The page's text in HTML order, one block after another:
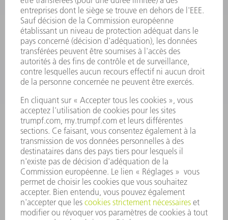
LOGICIEL
SERVICES
APPLICATIONS
SECTEURS D'ACTIVITÉ
ENTREPRISE
CARRIÈRE
OFFRES D'EMPLOI
PROFIL DE L'ENTREPRISE
CONSEIL D'ADMINISTRATION
RAPPORT ANNUEL
PRINCIPES FONDAMENTAUX DE L'ENTREPRISE
CONFORMITÉ
SYSTÈME D'ALERTE
SÉCURITÉ
COMMUNIQUÉS DE PRESSE
MAGAZINE
DURABILITÉ
ENVIRONNEMENT ET CLIMAT
SOCIAL ET SOCIÉTÉ
GESTION D'ENTREPRISE